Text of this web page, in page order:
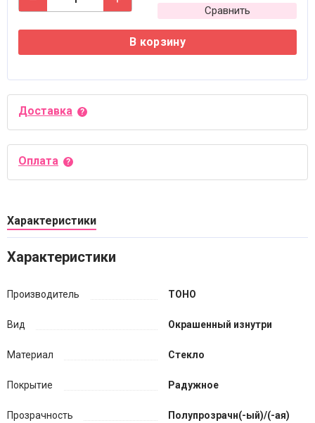
Сравнить
В корзину
Доставка
Оплата
Характеристики
Характеристики
Производитель TOHO
Вид Окрашенный изнутри
Материал Стекло
Покрытие Радужное
Прозрачность Полупрозрачн(-ый)/(-ая)